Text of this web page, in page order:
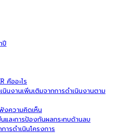
ปี
คืออะไร
นงานเพิ่มเติมจากการดำเนินงานตาม
งความคิดเห็น
ละการป้องกันผลกระทบด้านลบ
ารดำเนินโครงการ